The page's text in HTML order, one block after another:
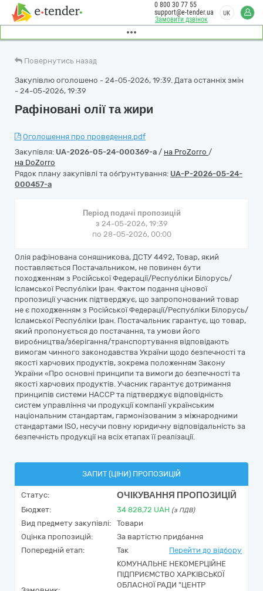
Замовити дзвінок
0 800 30 77 55
support@e-tender.ua
UK
Повернутись назад
Закупівлю оголошено - 24-05-2026, 19:39. Дата останніх змін
- 24-05-2026, 19:39
Рафіновані олії та жири
Оголошення про проведення.pdf
Закупівля: UA-2026-05-24-000369-a / на ProZorro /
на DoZorro
Рядок плану закупівлі та обґрунтування: UA-P-2026-05-24-
000457-a
Період подачі пропозицій
з 24-05-2026, 19:39
по 28-05-2026, 00:00
Олія рафінована соняшникова, ДСТУ 4492, Товар, який
поставляється Постачальником, не повинен бути
походженням з Російської Федерації/Республіки Білорусь/
Ісламської Республіки Іран. Фактом подання цінової
пропозиції учасник підтверджує, що запропонований товар
не є походженням з Російської Федерації/Республіки Білорусь/
Ісламської Республіки Іран. Постачальник гарантує, що товар,
який пропонується до постачання, та умови його
виробництва/зберігання/транспортування відповідають
вимогам чинного законодавства України щодо безпечності та
якості харчових продуктів, зокрема положенням Закону
України «Про основні принципи та вимоги до безпечності та
якості харчових продуктів. Учасник гарантує дотримання
принципів системи НАССР та підтверджує відповідність
систем управління чи продукції компанії українським
національним стандартам, гармонізованим з міжнародними
стандартами ISO, несучи повну юридичну відповідальність за
безпечність продукції на всіх етапах її реалізації.
ЗАПИТ (ЦІНИ) ПРОПОЗИЦІЙ
Статус: ОЧІКУВАННЯ ПРОПОЗИЦІЙ
Бюджет: 34 828,72 UAH (з ПДВ)
Вид предмету закупівлі:
Товари
Оцінка пропозицій:
За вартістю придбання
Попередній етап:
Так Перейти до відбору
КОМУНАЛЬНЕ НЕКОМЕРЦІЙНЕ
ПІДПРИЄМСТВО ХАРКІВСЬКОЇ
ОБЛАСНОЇ РАДИ "ЦЕНТР